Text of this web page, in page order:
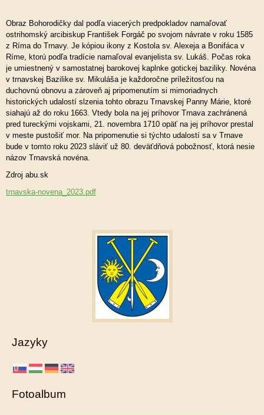
Obraz Bohorodičky dal podľa viacerých predpokladov namaľovať
ostrihomský arcibiskup František Forgáč po svojom návrate v roku 1585
z Ríma do Trnavy. Je kópiou ikony z Kostola sv. Alexeja a Bonifáca v
Ríme, ktorú podľa tradície namaľoval evanjelista sv. Lukáš. Počas roka
je umiestnený v samostatnej barokovej kaplnke gotickej baziliky. Novéna
v trnavskej Bazilike sv. Mikuláša je každoročne príležitosťou na
duchovnú obnovu a zároveň aj pripomenutím si mimoriadnych
historických udalostí slzenia tohto obrazu Trnavskej Panny Márie, ktoré
siahajú až do roku 1663. Vtedy bola na jej príhovor Trnava zachránená
pred tureckými vojskami, 21. novembra 1710 opäť na jej príhovor prestal
v meste pustošiť mor. Na pripomenutie si týchto udalostí sa v Trnave
bude v tomto roku 2023 sláviť už 80. deväťdňová pobožnosť, ktorá nesie
názov Trnavská novéna.
Zdroj abu.sk
trnavska-novena_2023.pdf
Jazyky
Fotoalbum